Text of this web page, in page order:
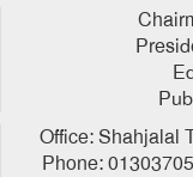
Office: Shahjalal
Phone: